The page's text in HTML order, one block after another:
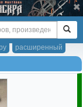
расширенный